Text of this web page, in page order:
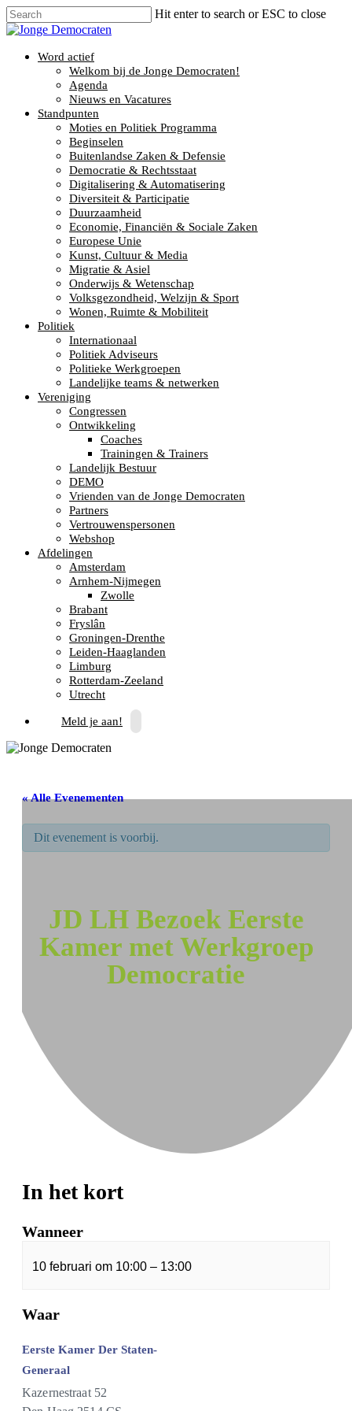
Hit enter to search or ESC to close
Word actief
Welkom bij de Jonge Democraten!
Agenda
Nieuws en Vacatures
Standpunten
Moties en Politiek Programma
Beginselen
Buitenlandse Zaken & Defensie
Democratie & Rechtsstaat
Digitalisering & Automatisering
Diversiteit & Participatie
Duurzaamheid
Economie, Financiën & Sociale Zaken
Europese Unie
Kunst, Cultuur & Media
Migratie & Asiel
Onderwijs & Wetenschap
Volksgezondheid, Welzijn & Sport
Wonen, Ruimte & Mobiliteit
Politiek
Internationaal
Politiek Adviseurs
Politieke Werkgroepen
Landelijke teams & netwerken
Vereniging
Congressen
Ontwikkeling
Coaches
Trainingen & Trainers
Landelijk Bestuur
DEMO
Vrienden van de Jonge Democraten
Partners
Vertrouwenspersonen
Webshop
Afdelingen
Amsterdam
Arnhem-Nijmegen
Zwolle
Brabant
Fryslân
Groningen-Drenthe
Leiden-Haaglanden
Limburg
Rotterdam-Zeeland
Utrecht
Meld je aan!
« Alle Evenementen
Dit evenement is voorbij.
JD LH Bezoek Eerste
Kamer met Werkgroep
Democratie
In het kort
Wanneer
10 februari om 10:00 – 13:00
Waar
Eerste Kamer Der Staten-
Generaal
Kazernestraat 52